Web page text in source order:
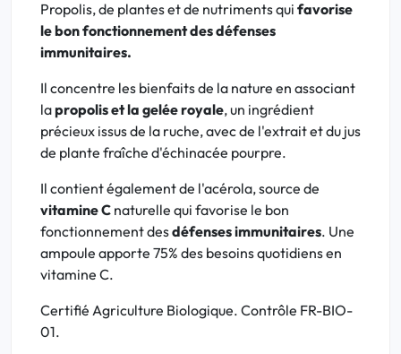
Propolis, de plantes et de nutriments qui favorise
le bon fonctionnement des défenses
immunitaires.
Il concentre les bienfaits de la nature en associant
lapropolis et la gelée royale, un ingrédient
précieux issus de la ruche, avec de l'extrait et du jus
de plante fraîche d'échinacée pourpre.
Il contient également de l'acérola, source de
vitamine C naturelle qui favorise le bon
fonctionnement desdéfenses immunitaires. Une
ampoule apporte 75% des besoins quotidiens en
vitamine C.
Certifié Agriculture Biologique. Contrôle FR-BIO-
01.